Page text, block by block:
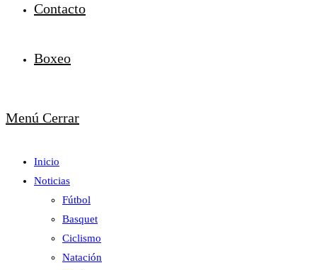
Contacto
Boxeo
Menú Cerrar
Inicio
Noticias
Fútbol
Basquet
Ciclismo
Natación